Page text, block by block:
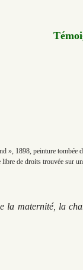
», 1898,peinture tombée
libre de droits trouvée sur
la maternité, la